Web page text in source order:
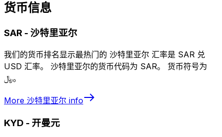
货币信息
SAR - 沙特里亚尔
我们的货币排名显示最热门的 沙特里亚尔 汇率是 SAR 兑
USD 汇率。 沙特里亚尔的货币代码为 SAR。 货币符号为
﷼。
More 沙特里亚尔 info
KYD - 开曼元